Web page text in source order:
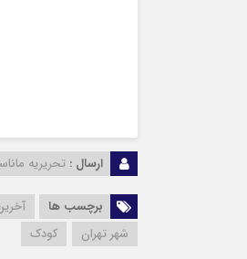
ارسال : تحریریه
برچسب ها
شهر تهران
کودک